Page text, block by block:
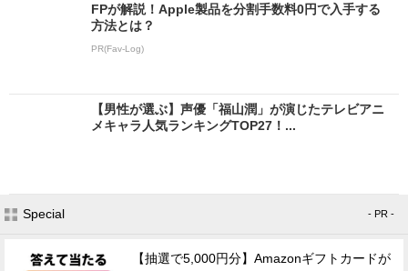
FPが解説！Apple製品を分割手数料0円で入手する
方法とは？
PR(Fav-Log)
【男性が選ぶ】声優「福山潤」が演じたテレビアニ
メキャラ人気ランキングTOP27！...
Special - PR -
【抽選で5,000円分】Amazonギフトカードが